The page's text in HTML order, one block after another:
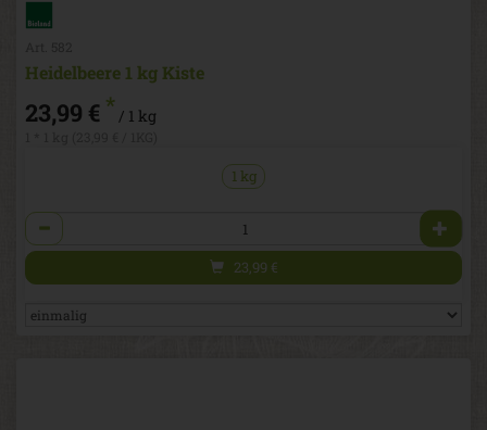
Heidelbeere 1 kg Kiste
23,99 € * / 1 kg
1 kg
Anzahl
23,99 €